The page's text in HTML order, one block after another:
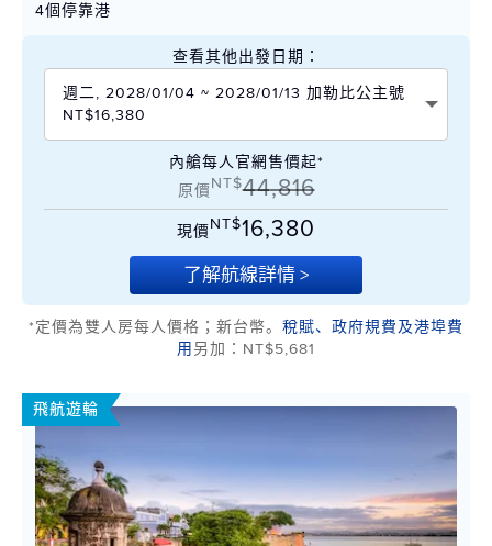
4個停靠港
查看其他出發日期：
週二, 2028/01/04 ~ 2028/01/13 加勒比公主號
NT$16,380
內艙每人官網售價起*
原價NT$44,816
現價NT$16,380
了解航線詳情 >
*定價為雙人房每人價格；新台幣。 稅賦、政府規費及港埠費
用 另加：NT$5,681
飛航遊輪